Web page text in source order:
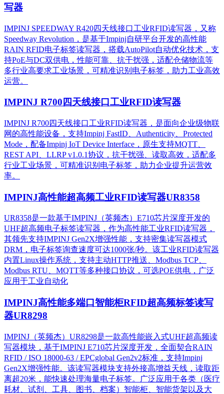
写器
IMPINJ SPEEDWAY R420四天线接口工业RFID读写器，又称
Speedway Revolution，是基于Impinj自研平台开发的高性能
RAIN RFID电子标签读写器，搭载AutoPilot自动优化技术，支
持PoE与DC双供电，性能可靠、抗干扰强，适配仓储物流等
多行业高要求工业场景，可精准识别电子标签，助力工业高效
运营。​
IMPINJ R700四天线接口工业RFID读写器
IMPINJ R700四天线接口工业RFID读写器，是面向企业级物联
网的高性能设备，支持Impinj FastID、Authenticity、Protected
Mode，配备Impinj IoT Device Interface，原生支持MQTT、
REST API、LLRP v1.0.1协议，抗干扰强、读取高效，适配多
行业工业场景，可精准识别电子标签，助力企业提升运营效
率。
IMPINJ高性能超高频工业RFID读写器UR8358
UR8358是一款基于IMPINJ（英频杰）E710芯片深度开发的
UHF超高频电子标签读写器，作为高性能工业RFID读写器，
其领先支持IMPINJ Gen2X增强性能，支持密集读写器模式
DRM，电子标签询查速度可达1000张/秒。该工业RFID读写器
内置Linux操作系统，支持主动HTTP推送、Modbus TCP、
Modbus RTU、MQTT等多种接口协议，可选POE供电，广泛
应用于工业自动化
IMPINJ高性能多端口智能柜RFID超高频标签读写
器UR8298
IMPINJ（英频杰）UR8298是一款高性能嵌入式UHF超高频读
写器模块，基于IMPINJ E710芯片深度开发，全面契合RAIN
RFID / ISO 18000-63 / EPCglobal Gen2v2标准，支持Impinj
Gen2X增强性能。该读写器模块支持外接高增益天线，读取距
离超20米，能快速处理海量电子标签。广泛应用于各类（医疗
耗材、试剂、工具、图书、档案）智能柜、智能货架以及大